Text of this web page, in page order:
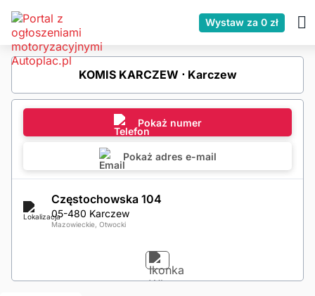
Wystaw za 0 zł
KOMIS KARCZEW ⋅ Karczew
Pokaż numer
Pokaż adres e-mail
Częstochowska 104
05-480 Karczew
Mazowieckie, Otwocki